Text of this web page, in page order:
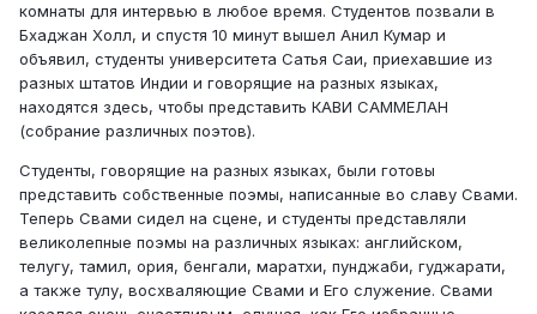
комнаты для интервью в любое время. Студентов позвали в
Бхаджан Холл, и спустя 10 минут вышел Анил Кумар и
объявил, студенты университета Сатья Саи, приехавшие из
разных штатов Индии и говорящие на разных языках,
находятся здесь, чтобы представить КАВИ САММЕЛАН
(собрание различных поэтов).
Студенты, говорящие на разных языках, были готовы
представить собственные поэмы, написанные во славу Свами.
Теперь Свами сидел на сцене, и студенты представляли
великолепные поэмы на различных языках: английском,
телугу, тамил, ория, бенгали, маратхи, пунджаби, гуджарати,
а также тулу, восхваляющие Свами и Его служение. Свами